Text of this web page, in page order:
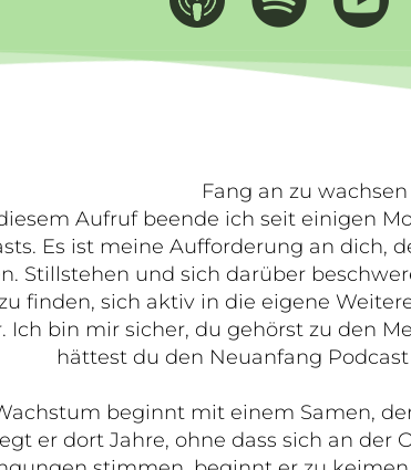
Fang an zu
Aufruf beende ich seit einigen
Es ist meine Aufforderung an dich,
Stillstehen und sich darüber
finden, sich aktiv in die eigene
Ich bin mir sicher, du gehörst zu den
hättest du den Neuanfang
beginnt mit einem Samen,
er dort Jahre, ohne dass sich an der